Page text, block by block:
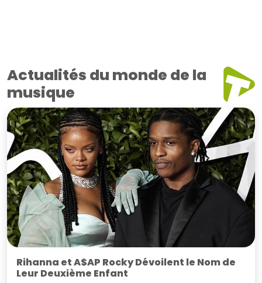
Actualités du monde de la
musique
Rihanna et A$AP Rocky Dévoilent le Nom de
Leur Deuxième Enfant